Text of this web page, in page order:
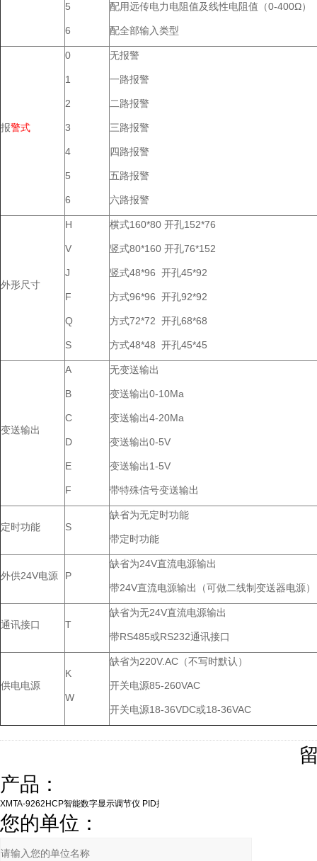
5
6
配用远传电力电阻值及线性电阻值（0-400Ω）
配全部输入类型
报警式
0
1
2
3
4
5
6
无报警
一路报警
二路报警
三路报警
四路报警
五路报警
六路报警
外形尺寸
H
V
J
F
Q
S
横式160*80 开孔152*76
竖式80*160 开孔76*152
竖式48*96 开孔45*92
方式96*96 开孔92*92
方式72*72 开孔68*68
方式48*48 开孔45*45
变送输出
A
B
C
D
E
F
无变送输出
变送输出0-10Ma
变送输出4-20Ma
变送输出0-5V
变送输出1-5V
带特殊信号变送输出
定时功能 S
缺省为无定时功能
带定时功能
外供24V电源 P
缺省为24V直流电源输出
带24V直流电源输出（可做二线制变送器电源）
通讯接口 T
缺省为无24V直流电源输出
带RS485或RS232通讯接口
供电电源
K
W
缺省为220V.AC（不写时默认）
开关电源85-260VAC
开关电源18-36VDC或18-36VAC
产品：
您的单位：